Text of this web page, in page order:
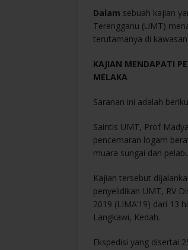
Dalam sebuah kajian
Terengganu (UMT)
terutamanya di
KAJIAN MENDAPATI
MELAKA
Saranan ini adalah
Saintis UMT, Prof
pencemaran logam
muara sungai dan
Kajian tersebut
penyelidikan UMT, RV
2019 (LIMA’19) dari 13
Langkawi, Kedah.
Ekspedisi yang disertai